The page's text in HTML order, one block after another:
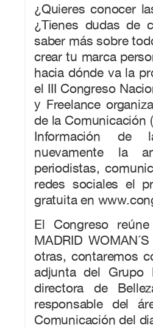
¿Quieres conocer
¿Tienes dudas de
saber más sobre
crear tu marca
hacia dónde va la
el III Congreso
y Freelance
de la Comunicación
Información de
nuevamente la
periodistas,
redes sociales el
gratuita en
El Congreso
MADRID
otras, contaremos
adjunta del Grupo
directora de
responsable del
Comunicación del